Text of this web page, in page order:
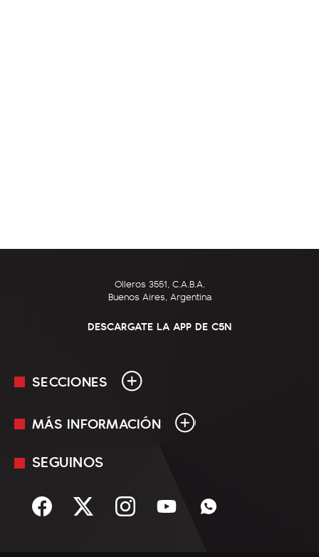
Olleros 3551, C.A.B.A.
Buenos Aires, Argentina
DESCARGATE LA APP DE C5N
SECCIONES
En Vivo
Sociedad
MÁS INFORMACIÓN
Mediakit
Términos y condiciones
SEGUINOS